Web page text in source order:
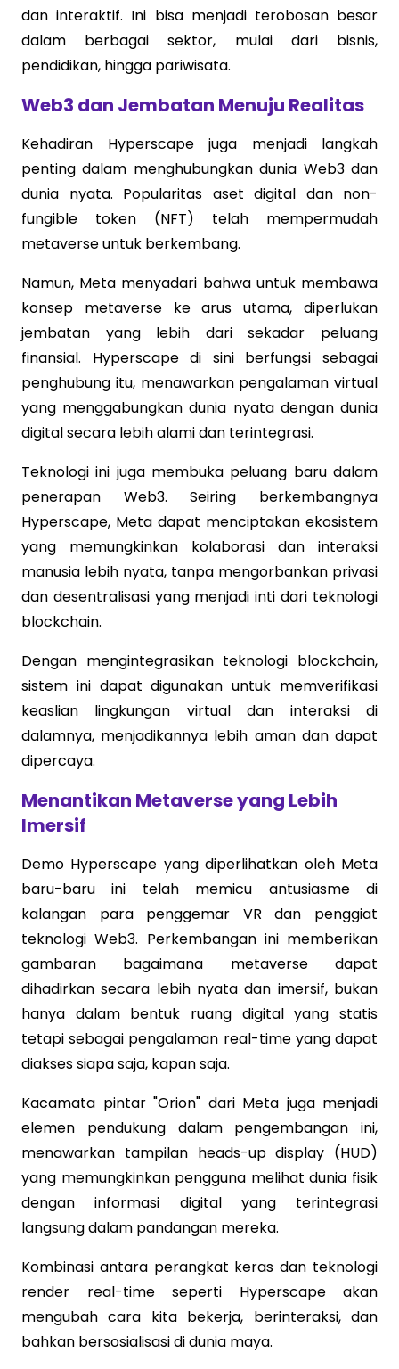
dan interaktif. Ini bisa menjadi terobosan besar
dalam berbagai sektor, mulai dari bisnis,
pendidikan, hingga pariwisata.
Web3 dan Jembatan Menuju Realitas
Kehadiran Hyperscape juga menjadi langkah
penting dalam menghubungkan dunia Web3 dan
dunia nyata. Popularitas aset digital dan non-
fungible token (NFT) telah mempermudah
metaverse untuk berkembang.
Namun, Meta menyadari bahwa untuk membawa
konsep metaverse ke arus utama, diperlukan
jembatan yang lebih dari sekadar peluang
finansial. Hyperscape di sini berfungsi sebagai
penghubung itu, menawarkan pengalaman virtual
yang menggabungkan dunia nyata dengan dunia
digital secara lebih alami dan terintegrasi.
Teknologi ini juga membuka peluang baru dalam
penerapan Web3. Seiring berkembangnya
Hyperscape, Meta dapat menciptakan ekosistem
yang memungkinkan kolaborasi dan interaksi
manusia lebih nyata, tanpa mengorbankan privasi
dan desentralisasi yang menjadi inti dari teknologi
blockchain.
Dengan mengintegrasikan teknologi blockchain,
sistem ini dapat digunakan untuk memverifikasi
keaslian lingkungan virtual dan interaksi di
dalamnya, menjadikannya lebih aman dan dapat
dipercaya.
Menantikan Metaverse yang Lebih
Imersif
Demo Hyperscape yang diperlihatkan oleh Meta
baru-baru ini telah memicu antusiasme di
kalangan para penggemar VR dan penggiat
teknologi Web3. Perkembangan ini memberikan
gambaran bagaimana metaverse dapat
dihadirkan secara lebih nyata dan imersif, bukan
hanya dalam bentuk ruang digital yang statis
tetapi sebagai pengalaman real-time yang dapat
diakses siapa saja, kapan saja.
Kacamata pintar "Orion" dari Meta juga menjadi
elemen pendukung dalam pengembangan ini,
menawarkan tampilan heads-up display (HUD)
yang memungkinkan pengguna melihat dunia fisik
dengan informasi digital yang terintegrasi
langsung dalam pandangan mereka.
Kombinasi antara perangkat keras dan teknologi
render real-time seperti Hyperscape akan
mengubah cara kita bekerja, berinteraksi, dan
bahkan bersosialisasi di dunia maya.